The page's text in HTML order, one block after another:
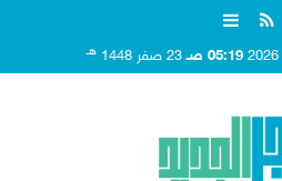
05:19 صـ 23 صفر 1448 هـ